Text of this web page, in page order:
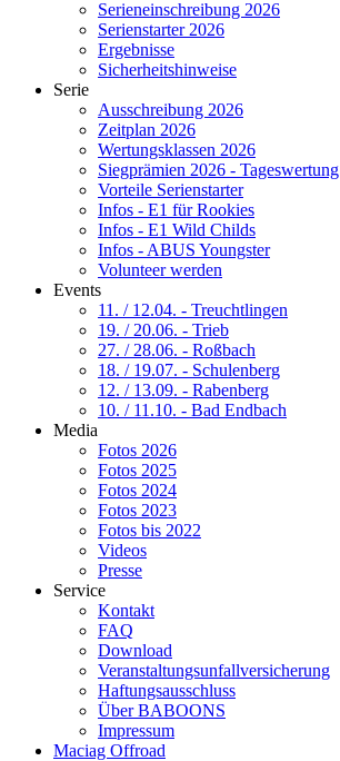
Serieneinschreibung 2026
Serienstarter 2026
Ergebnisse
Sicherheitshinweise
Serie
Ausschreibung 2026
Zeitplan 2026
Wertungsklassen 2026
Siegprämien 2026 - Tageswertung
Vorteile Serienstarter
Infos - E1 für Rookies
Infos - E1 Wild Childs
Infos - ABUS Youngster
Volunteer werden
Events
11. / 12.04. - Treuchtlingen
19. / 20.06. - Trieb
27. / 28.06. - Roßbach
18. / 19.07. - Schulenberg
12. / 13.09. - Rabenberg
10. / 11.10. - Bad Endbach
Media
Fotos 2026
Fotos 2025
Fotos 2024
Fotos 2023
Fotos bis 2022
Videos
Presse
Service
Kontakt
FAQ
Download
Veranstaltungsunfallversicherung
Haftungsausschluss
Über BABOONS
Impressum
Maciag Offroad